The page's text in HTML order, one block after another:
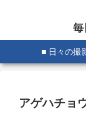
毎
■ 日々の撮
アゲハチョ